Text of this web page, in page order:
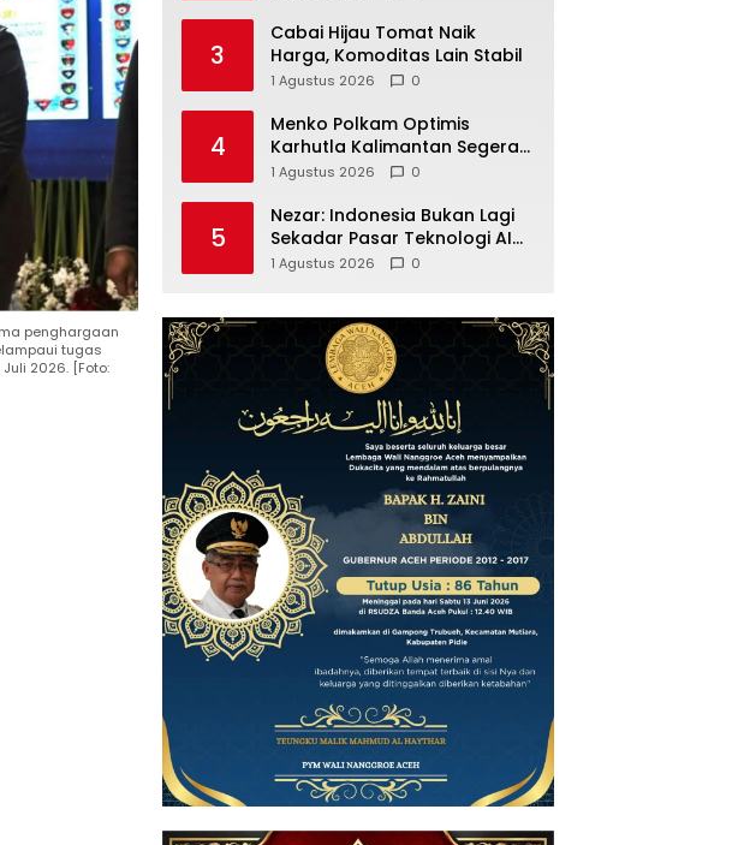
penghargaan
tugas
2026. [Foto:
3
Cabai Hijau Tomat Naik
Harga, Komoditas Lain Stabil
1 Agustus 2026 0
4
Menko Polkam Optimis
Karhutla Kalimantan Segera
Terkendali
1 Agustus 2026 0
5
Nezar: Indonesia Bukan Lagi
Sekadar Pasar Teknologi AI
Global
1 Agustus 2026 0